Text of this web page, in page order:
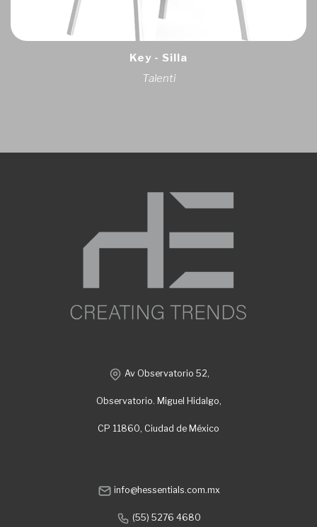
Key - Silla
Talenti
Av Observatorio 52,
Observatorio. Miguel Hidalgo,
CP 11860, Ciudad de México
info@hessentials.com.mx
(55) 5276 4680